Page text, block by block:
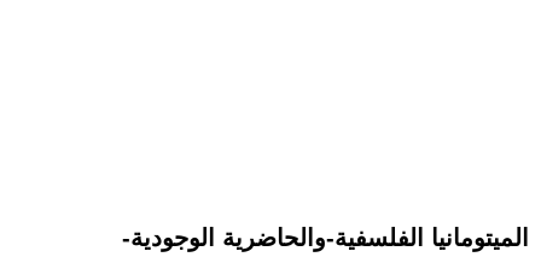
-الميتومانيا الفلسفية-والحاضرية الوجودية